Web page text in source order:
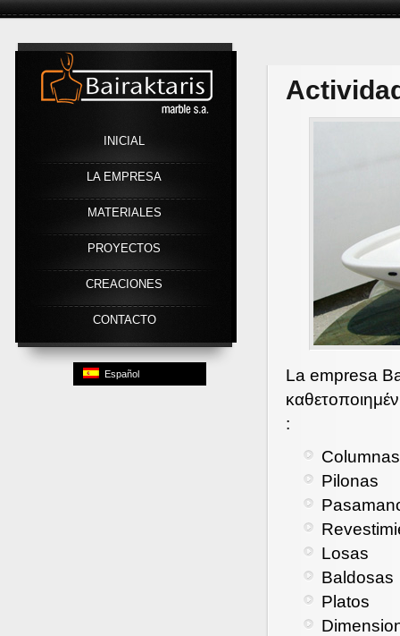
INICIAL
LA EMPRESA
MATERIALES
PROYECTOS
CREACIONES
CONTACTO
Español
La empresa
:
Columnas
Pilonas
Losas
Baldosas
Platos